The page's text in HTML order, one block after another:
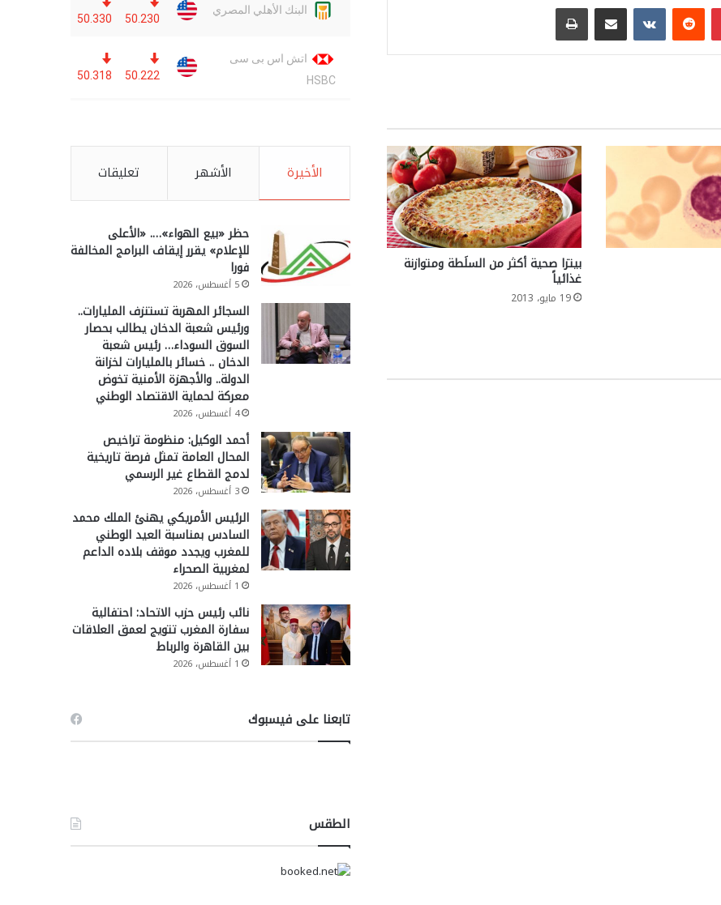
بينتيريست مشاركة عبر البريد طباعة
بيتزا صحية أكثر من السلَطة ومتوازنة
غذائياً
19 مايو، 2013
الأخيرة الأشهر تعليقات
حظر «بيع الهواء»…. «الأعلى
للإعلام» يقرر إيقاف البرامج المخالفة
فورا
5 أغسطس، 2026
السجائر المهربة تستنزف المليارات..
ورئيس شعبة الدخان يطالب بحصار
السوق السوداء… رئيس شعبة
الدخان .. خسائر بالمليارات لخزانة
الدولة.. والأجهزة الأمنية تخوض
معركة لحماية الاقتصاد الوطني
4 أغسطس، 2026
أحمد الوكيل: منظومة تراخيص
المحال العامة تمثل فرصة تاريخية
لدمج القطاع غير الرسمي
3 أغسطس، 2026
الرئيس الأمريكي يهنئ الملك محمد
السادس بمناسبة العيد الوطني
للمغرب ويجدد موقف بلاده الداعم
لمغربية الصحراء
1 أغسطس، 2026
نائب رئيس حزب الاتحاد: احتفالية
سفارة المغرب تتويج لعمق العلاقات
بين القاهرة والرباط
1 أغسطس، 2026
تابعنا على فيسبوك
الطقس